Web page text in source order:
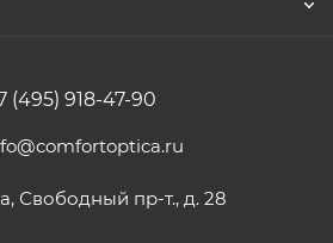
(495) 918-47-90
Свободный пр-т., д. 28